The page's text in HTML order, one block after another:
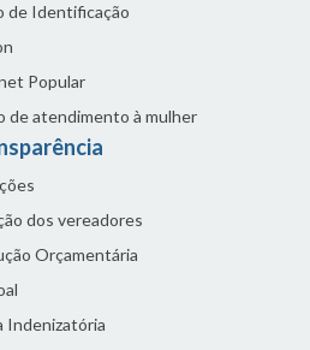
de Identificação
Popular
de atendimento à mulher
dos vereadores
Orçamentária
Indenizatória